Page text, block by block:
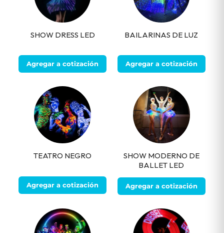
SHOW DRESS LED
Agregar a cotización
BAILARINAS DE LUZ
Agregar a cotización
TEATRO NEGRO
Agregar a cotización
SHOW MODERNO DE
BALLET LED
Agregar a cotización